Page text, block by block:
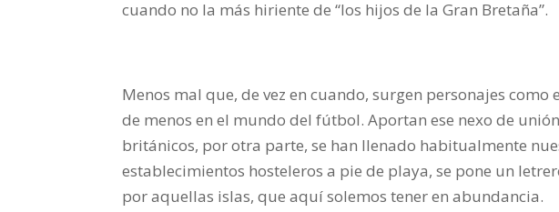
cuando no la más hiriente de “los hijos de la Gran Bretaña”.
Menos mal que, de vez en cuando, surgen personajes
de menos en el mundo del fútbol. Aportan ese nexo de
británicos, por otra parte, se han llenado habitualmente
establecimientos hosteleros a pie de playa, se pone un
por aquellas islas, que aquí solemos tener en abundancia.